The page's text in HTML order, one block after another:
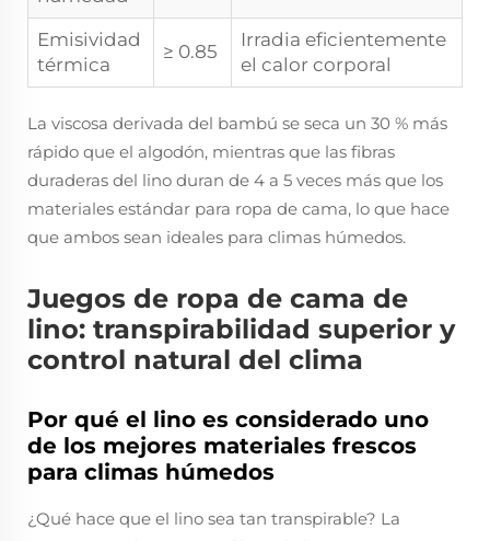
Emisividad
térmica
≥ 0.85
Irradia eficientemente
el calor corporal
La viscosa derivada del bambú se seca un 30 % más
rápido que el algodón, mientras que las fibras
duraderas del lino duran de 4 a 5 veces más que los
materiales estándar para ropa de cama, lo que hace
que ambos sean ideales para climas húmedos.
Juegos de ropa de cama de
lino: transpirabilidad superior y
control natural del clima
Por qué el lino es considerado uno
de los mejores materiales frescos
para climas húmedos
¿Qué hace que el lino sea tan transpirable? La